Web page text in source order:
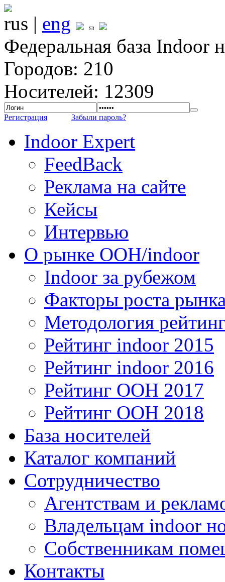
rus | eng
Федеральная база Indoor
Городов: 210
Носителей: 12309
Регистрация Забыли пароль?
Indoor Expert
FeedBack
Реклама на сайте
Кейсы
Интервью
О рынке OOH/indoor
Indoor за рубежом
Факторы роста
Методология
Рейтинг indoor 2015
Рейтинг indoor 2016
Рейтинг OOH 2017
Рейтинг OOH 2018
База носителей
Каталог компаний
Сотрудничество
Агентствам и
Владельцам indoor
Собственникам
Контакты